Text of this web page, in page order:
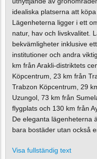
idealiska platserna att
Lägenheterna ligger i ett
natur, hav och livskvalitet.
bekvämligheter inklusive
institutioner och andra
km från Arakli-distriktets
Köpcentrum, 23 km från
Trabzon Köpcentrum, 29
Uzungol, 73 km från
flygplats och 130 km från
De eleganta lägenheterna
bara bostäder utan också
Visa fullständig text